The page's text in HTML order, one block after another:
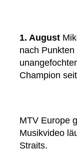
1. August
nach
Champion
MTV Europe
Musikvideo
Straits.